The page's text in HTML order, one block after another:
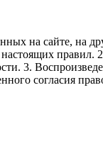
на сайте, на
правил.
3.
согласия